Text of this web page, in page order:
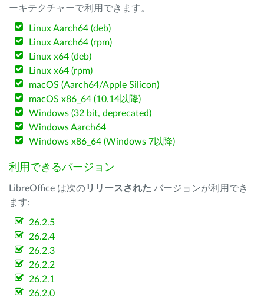
ーキテクチャーで利用できます。
Linux Aarch64 (deb)
Linux Aarch64 (rpm)
Linux x64 (deb)
Linux x64 (rpm)
macOS (Aarch64/Apple Silicon)
macOS x86_64 (10.14以降)
Windows (32 bit, deprecated)
Windows Aarch64
Windows x86_64 (Windows 7以降)
利用できるバージョン
LibreOffice は次のリリースされた バージョンが利用でき
ます:
26.2.5
26.2.4
26.2.3
26.2.2
26.2.1
26.2.0